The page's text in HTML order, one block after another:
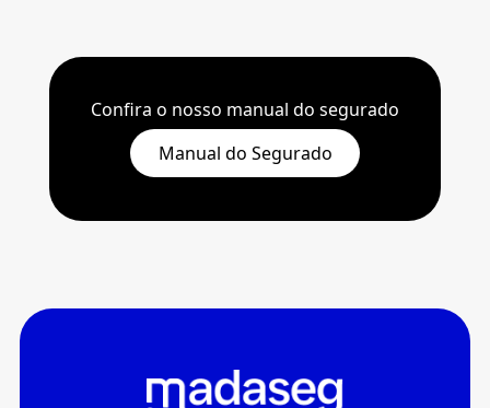
Confira o nosso manual do segurado
Manual do Segurado